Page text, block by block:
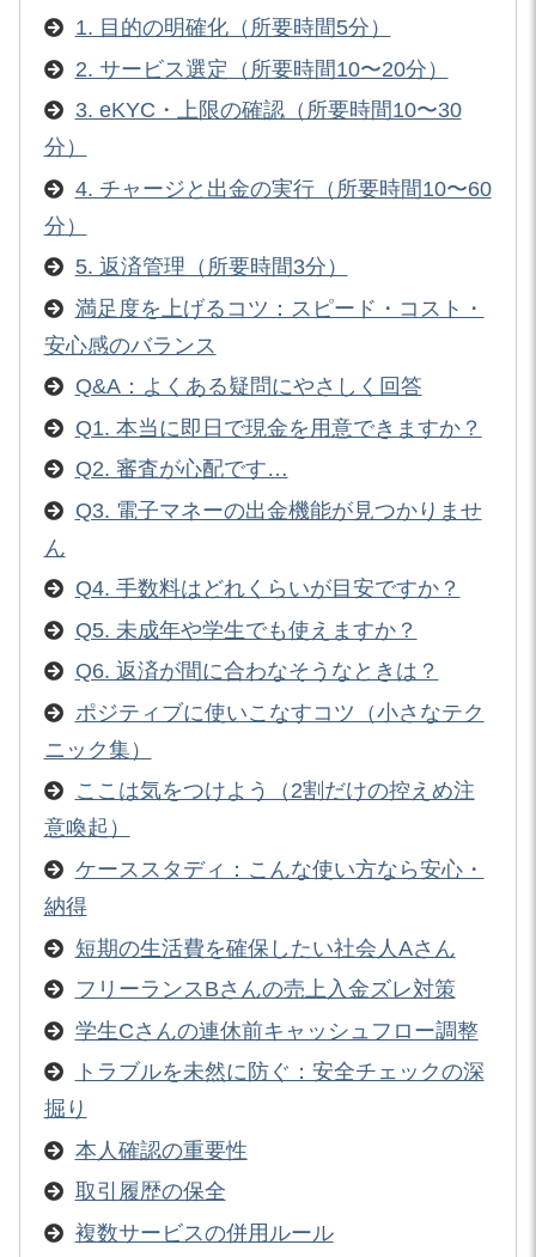
1. 目的の明確化（所要時間5分）
2. サービス選定（所要時間10〜20分）
3. eKYC・上限の確認（所要時間10〜30
分）
4. チャージと出金の実行（所要時間10〜60
分）
5. 返済管理（所要時間3分）
満足度を上げるコツ：スピード・コスト・
安心感のバランス
Q&A：よくある疑問にやさしく回答
Q1. 本当に即日で現金を用意できますか？
Q2. 審査が心配です…
Q3. 電子マネーの出金機能が見つかりませ
ん
Q4. 手数料はどれくらいが目安ですか？
Q5. 未成年や学生でも使えますか？
Q6. 返済が間に合わなそうなときは？
ポジティブに使いこなすコツ（小さなテク
ニック集）
ここは気をつけよう（2割だけの控えめ注
意喚起）
ケーススタディ：こんな使い方なら安心・
納得
短期の生活費を確保したい社会人Aさん
フリーランスBさんの売上入金ズレ対策
学生Cさんの連休前キャッシュフロー調整
トラブルを未然に防ぐ：安全チェックの深
掘り
本人確認の重要性
取引履歴の保全
複数サービスの併用ルール